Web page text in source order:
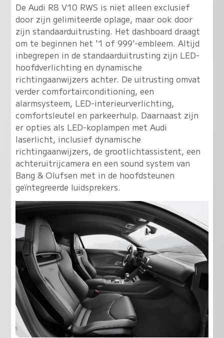
De Audi R8 V10 RWS is niet alleen exclusief
door zijn gelimiteerde oplage, maar ook door
zijn standaarduitrusting. Het dashboard draagt
om te beginnen het '1 of 999'-embleem. Altijd
inbegrepen in de standaarduitrusting zijn LED-
hoofdverlichting en dynamische
richtingaanwijzers achter. De uitrusting omvat
verder comfortairconditioning, een
alarmsysteem, LED-interieurverlichting,
comfortsleutel en parkeerhulp. Daarnaast zijn
er opties als LED-koplampen met Audi
laserlicht, inclusief dynamische
richtingaanwijzers, de grootlichtassistent, een
achteruitrijcamera en een sound system van
Bang & Olufsen met in de hoofdsteunen
geïntegreerde luidsprekers.